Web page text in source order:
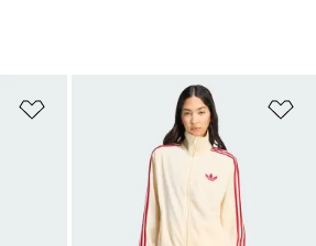
Dodaj do listy życzeń